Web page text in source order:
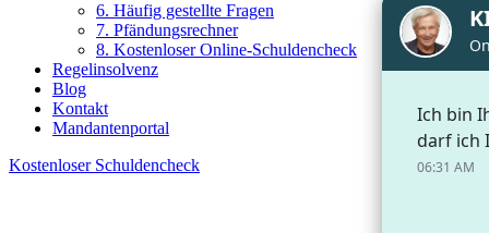
6. Häufig gestellte Fragen
7. Pfändungsrechner
8. Kostenloser Online-Schuldencheck
Regelinsolvenz
Blog
Kontakt
Mandantenportal
Kostenloser Schuldencheck